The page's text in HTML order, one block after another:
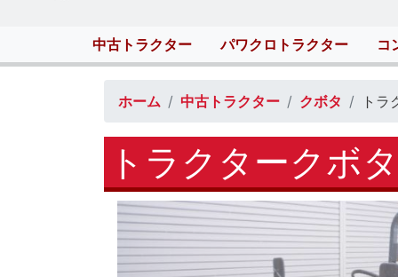
Main
navigation
中古トラクター パワクロトラクター コ
ホーム 中古トラクター クボタ ト
トラクタークボ